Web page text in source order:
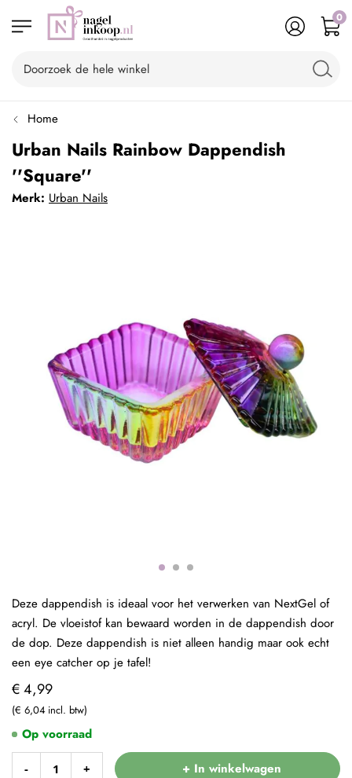
0
Home
Urban Nails Rainbow Dappendish
''Square''
Merk: Urban Nails
€ 4,99
€ 6,04
- + + In winkelwagen
Op voorraad
Deze dappendish is ideaal voor het verwerken van NextGel of
acryl. De vloeistof kan bewaard worden in de dappendish door
de dop. Deze dappendish is niet alleen handig maar ook echt
een eye catcher op je tafel!